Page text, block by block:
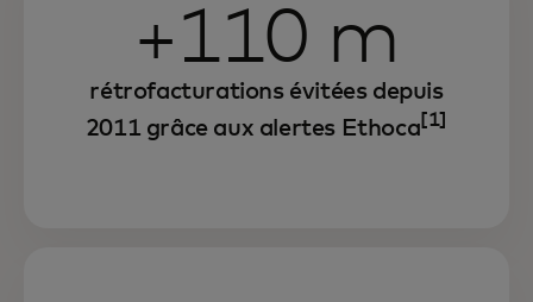
+110 m
rétrofacturations évitées depuis
2011 grâce aux alertes Ethoca[1]